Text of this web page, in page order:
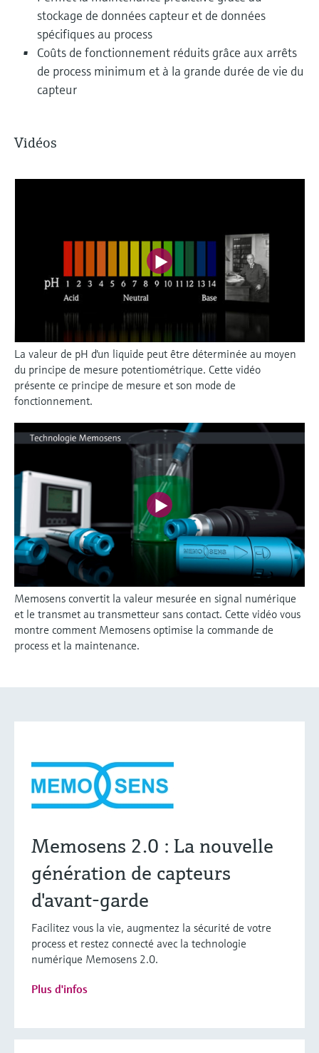
stockage de données capteur et de données
spécifiques au process
Coûts de fonctionnement réduits grâce aux arrêts
de process minimum et à la grande durée de vie du
capteur
Vidéos
La valeur de pH d'un liquide peut être déterminée au moyen
du principe de mesure potentiométrique. Cette vidéo
présente ce principe de mesure et son mode de
fonctionnement.
Memosens convertit la valeur mesurée en signal numérique
et le transmet au transmetteur sans contact. Cette vidéo vous
montre comment Memosens optimise la commande de
process et la maintenance.
Memosens 2.0 : La nouvelle
génération de capteurs
d'avant-garde
Facilitez vous la vie, augmentez la sécurité de votre
process et restez connecté avec la technologie
numérique Memosens 2.0.
Plus d'infos